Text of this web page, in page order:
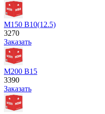
М150 В10(12.5)
3270
Заказать
М200 В15
3390
Заказать